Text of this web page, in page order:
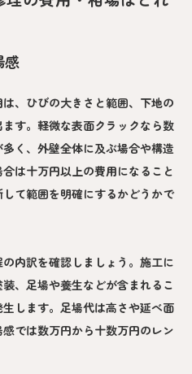
感
、ひびの大きさと範囲、下地の
す。軽微な表面クラックなら数
く、外壁全体に及ぶ場合や構造
は十万円以上の費用になること
て範囲を明確にするかどうかで
内訳を確認しましょう。施工に
、足場や養生などが含まれるこ
します。足場代は高さや延べ面
では数万円から十数万円のレン